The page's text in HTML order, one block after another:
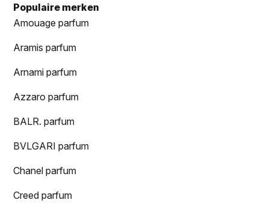
Populaire merken
Amouage parfum
Aramis parfum
Arnami parfum
Azzaro parfum
BALR. parfum
BVLGARI parfum
Chanel parfum
Creed parfum